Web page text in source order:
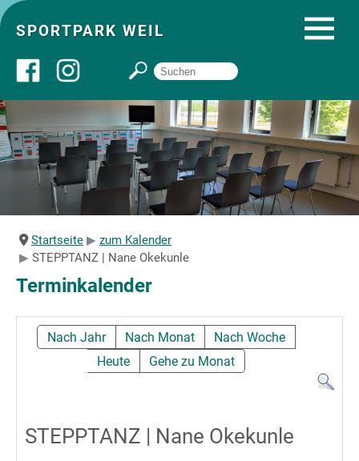
SPORTPARK WEIL
Über uns
Startseite
Angebote
Sportpark
Startseite
zum Kalender
STEPPTANZ | Nane Okekunle
Terminkalender
Nach Jahr Nach Monat
Nach Woche
Heute
Gehe zu Monat
STEPPTANZ | Nane Okekunle